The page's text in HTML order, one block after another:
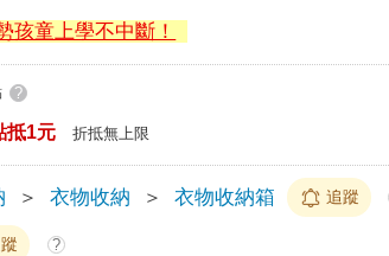
孩童上學不中斷！
?
抵1元 折抵無上限
＞ 衣物收納 ＞ 衣物收納箱 追蹤
?